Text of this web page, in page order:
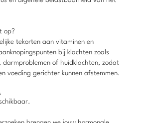
op?
tekorten aan vitaminen en
bij klachten zoals
darmproblemen of huidklachten, zodat
voeding gerichter kunnen afstemmen.